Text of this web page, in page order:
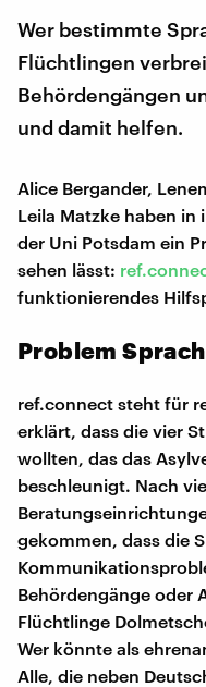
Wer bestimmte
Flüchtlingen
Behördengängen
und damit helfen.
Alice Bergander,
Leila Matzke haben
der Uni Potsdam ein
sehen lässt:
funktionierendes
Problem
ref.connect steht für
erklärt, dass die vier
wollten, das das
beschleunigt. Nach
gekommen, dass die
Behördengänge oder
Flüchtlinge
Wer könnte als
Alle, die neben